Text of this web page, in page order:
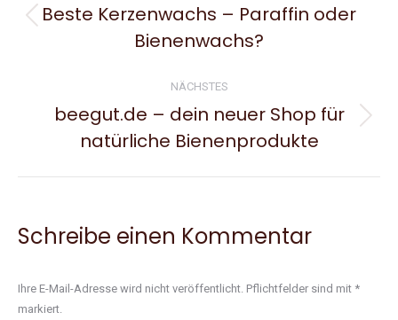
Vorheriger
Beitrag:
Beste Kerzenwachs – Paraffin oder
Bienenwachs?
NÄCHSTES
Nächster
Beitrag:
beegut.de – dein neuer Shop für
natürliche Bienenprodukte
Schreibe einen Kommentar
Ihre E-Mail-Adresse wird nicht veröffentlicht. Pflichtfelder sind mit *
markiert.